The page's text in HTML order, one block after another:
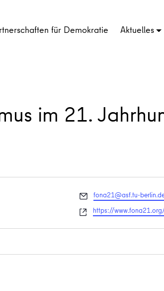
für Demokratie Aktuelles
im 21.
Email
fona21@asf.tu-
Webseite
https://